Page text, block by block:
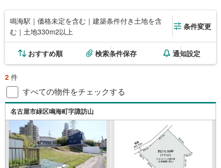
鳴海駅｜価格未定を含む｜建築条件付き土地を含
む｜土地330m2以上
条件変更
おすすめ順 検索条件保存 通知設定
2 件
すべての物件をチェックする
名古屋市緑区鳴海町字諏訪山